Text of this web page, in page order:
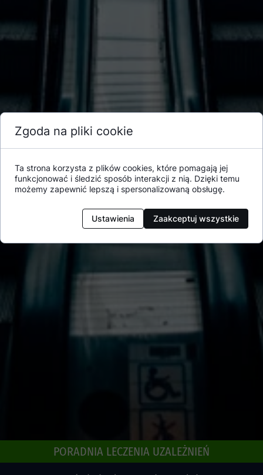
PORADNIA LECZENIA UZALEŻNIEŃ
Zgoda na pliki cookie
Ta strona korzysta z plików cookies, które pomagają jej
funkcjonować i śledzić sposób interakcji z nią. Dzięki temu
możemy zapewnić lepszą i spersonalizowaną obsługę.
Ustawienia Zaakceptuj wszystkie